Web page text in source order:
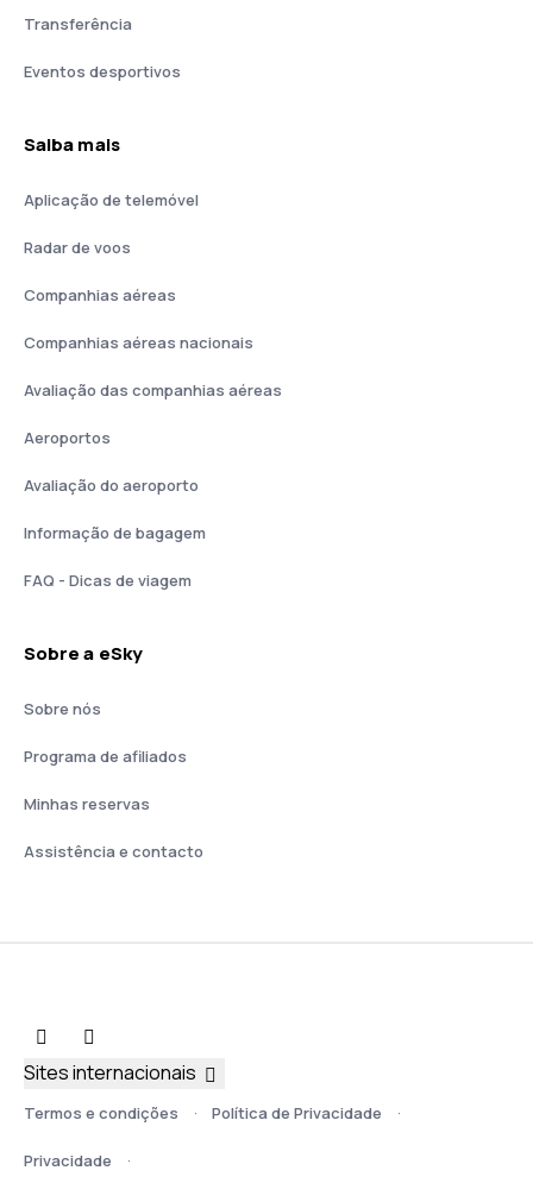
Transferência
Eventos desportivos
Saiba mais
Aplicação de telemóvel
Radar de voos
Companhias aéreas
Companhias aéreas nacionais
Avaliação das companhias aéreas
Aeroportos
Avaliação do aeroporto
Informação de bagagem
FAQ - Dicas de viagem
Sobre a eSky
Sobre nós
Programa de afiliados
Minhas reservas
Assistência e contacto
Termos e condições Política de Privacidade
Privacidade
Sites internacionais